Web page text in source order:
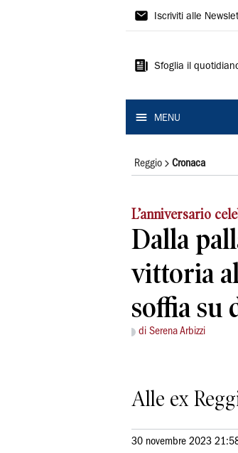
Gazzetta
Reggio
Iscriviti alle
Sfoglia il
MENU
Reggio Cronaca
L’anniversario
Dalla
vittoria
soffia su
di Serena Arbizzi
Alle ex
30 novembre 2023